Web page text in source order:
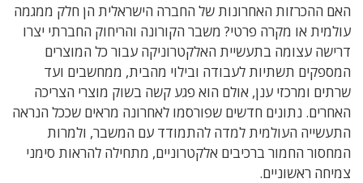
האם ההכרזות האחרונות של החברה הישראלית הן חלק ממגמה
עולמית או מקרה פרטי? משבר הקורונה והריחוק החברתי יצרו
דרישה עצומה בתעשיית האלקטרוניקה עבור כל המוצרים
המספקים תשתיות לעבודה ובילוי מהבית, ממחשבים ועד
שרתים ומרכזי ענן, אולם הוא פגע קשה בשוק מוצרי הצריכה
האחרים. נתונים חדשים שפורסמו לאחרונה מראים שככל הנראה
התעשייה העולמית למדה להתמודד עם המשבר, ולמרות
המחסור החמור ברכיבים אלקטרוניים, מתחילה להראות סימני
צמיחה ראשוניים.